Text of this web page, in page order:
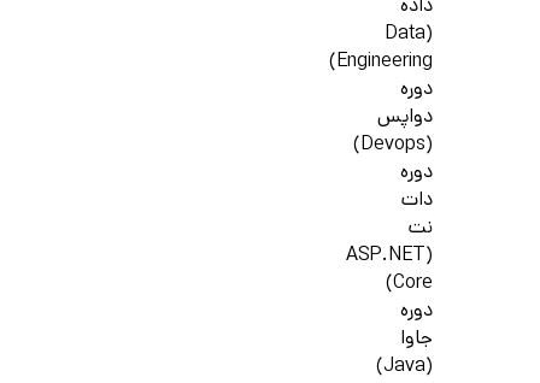
داده
(Data
Engineering)
دوره
دواپس
(Devops)
دوره
دات
نت
(ASP.NET
Core)
دوره
جاوا
(Java)